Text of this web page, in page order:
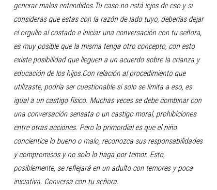
generar malos entendidos.Tu caso no está lejos de eso y si
consideras que estas con la razón de lado tuyo, deberías dejar
el orgullo al costado e iniciar una conversación con tu señora,
es muy posible que la misma tenga otro concepto, con esto
existe posibilidad que lleguen a un acuerdo sobre la crianza y
educación de los hijos.Con relación al procedimiento que
utilizaste, podría ser cuestionable si solo se limita a eso, es
igual a un castigo físico. Muchas veces se debe combinar con
una conversación sensata o un castigo moral, prohibiciones
entre otras acciones. Pero lo primordial es que el niño
concientice lo bueno o malo, reconozca sus responsabilidades
y compromisos y no solo lo haga por temor. Esto,
posiblemente, se reflejará en un adulto con temores y poca
iniciativa. Conversa con tu señora.